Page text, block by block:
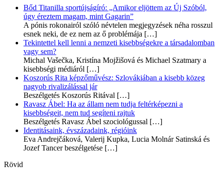
Bőd Titanilla sportújságíró: „Amikor eljöttem az Új Szóból,
úgy éreztem magam, mint Gagarin”
A pónis rokonairól szóló névtelen megjegyzések néha rosszul
esnek neki, de ez nem az ő problémája […]
Tekintettel kell lenni a nemzeti kisebbségekre a társadalomban
vagy sem?
Michal Vašečka, Kristína Mojžišová és Michael Szatmary a
kisebbségi médiáról […]
Koszorús Rita képzőművész: Szlovákiában a kisebb közeg
nagyob rivalizálással jár
Beszélgetés Koszorús Ritával […]
Ravasz Ábel: Ha az állam nem tudja feltérképezni a
kisebbségeit, nem tud segíteni rajtuk
Beszélgetés Ravasz Ábel szociológussal […]
Identitásaink, évszázadaink, régióink
Eva Andrejčáková, Valerij Kupka, Lucia Molnár Satinská és
Jozef Tancer beszélgetése […]
Rövid